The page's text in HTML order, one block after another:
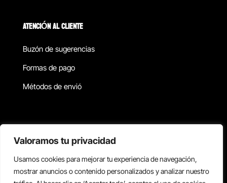
Valoramos tu privacidad
Usamos cookies para mejorar tu experiencia de navegación,
mostrar anuncios o contenido personalizados y analizar nuestro
ATENCIÓN AL CLIENTE
Buzón de sugerencias
Formas de pago
Métodos de envió
Copyright © 2026 Reisix. Todos los derechos reservados.